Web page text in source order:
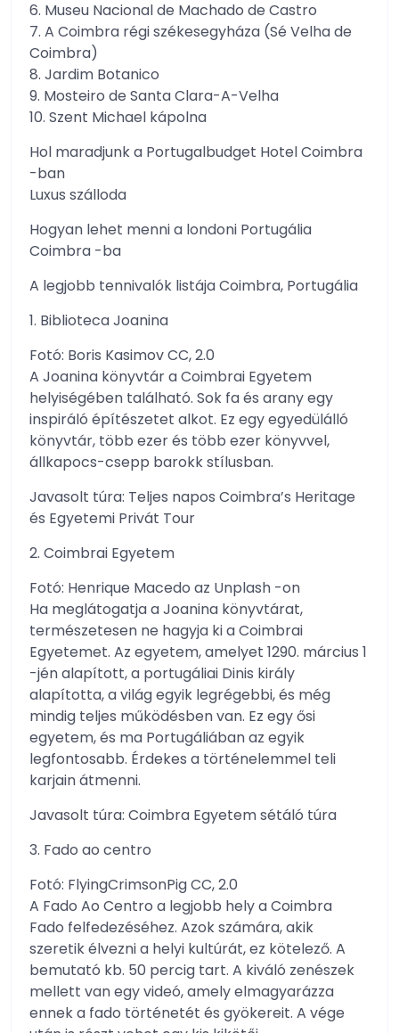
6. Museu Nacional de Machado de Castro
7. A Coimbra régi székesegyháza (Sé Velha de
Coimbra)
8. Jardim Botanico
9. Mosteiro de Santa Clara-A-Velha
10. Szent Michael kápolna
Hol maradjunk a Portugalbudget Hotel Coimbra
-ban
Luxus szálloda
Hogyan lehet menni a londoni Portugália
Coimbra -ba
A legjobb tennivalók listája Coimbra, Portugália
1. Biblioteca Joanina
Fotó: Boris Kasimov CC, 2.0
A Joanina könyvtár a Coimbrai Egyetem
helyiségében található. Sok fa és arany egy
inspiráló építészetet alkot. Ez egy egyedülálló
könyvtár, több ezer és több ezer könyvvel,
állkapocs-csepp barokk stílusban.
Javasolt túra: Teljes napos Coimbra’s Heritage
és Egyetemi Privát Tour
2. Coimbrai Egyetem
Fotó: Henrique Macedo az Unplash -on
Ha meglátogatja a Joanina könyvtárat,
természetesen ne hagyja ki a Coimbrai
Egyetemet. Az egyetem, amelyet 1290. március 1
-jén alapított, a portugáliai Dinis király
alapította, a világ egyik legrégebbi, és még
mindig teljes működésben van. Ez egy ősi
egyetem, és ma Portugáliában az egyik
legfontosabb. Érdekes a történelemmel teli
karjain átmenni.
Javasolt túra: Coimbra Egyetem sétáló túra
3. Fado ao centro
Fotó: FlyingCrimsonPig CC, 2.0
A Fado Ao Centro a legjobb hely a Coimbra
Fado felfedezéséhez. Azok számára, akik
szeretik élvezni a helyi kultúrát, ez kötelező. A
bemutató kb. 50 percig tart. A kiváló zenészek
mellett van egy videó, amely elmagyarázza
ennek a fado történetét és gyökereit. A vége